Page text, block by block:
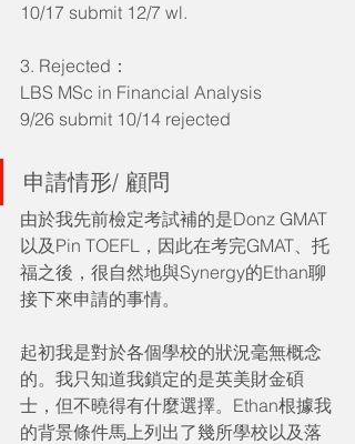
10/17 submit 12/7 wl.
3. Rejected：
LBS MSc in Financial Analysis
9/26 submit 10/14 rejected
申請情形/ 顧問
由於我先前檢定考試補的是Donz GMAT
以及Pin TOEFL，因此在考完GMAT、托
福之後，很自然地與Synergy的Ethan聊
接下來申請的事情。
起初我是對於各個學校的狀況毫無概念
的。我只知道我鎖定的是英美財金碩
士，但不曉得有什麼選擇。Ethan根據我
的背景條件馬上列出了幾所學校以及落